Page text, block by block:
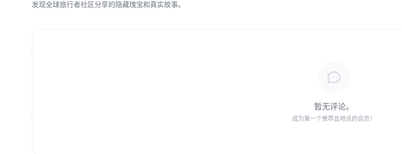
发现全球旅行者社区分享的隐藏瑰宝和真实故事。
暂无评论。
成为第一个推荐此地点的会员！